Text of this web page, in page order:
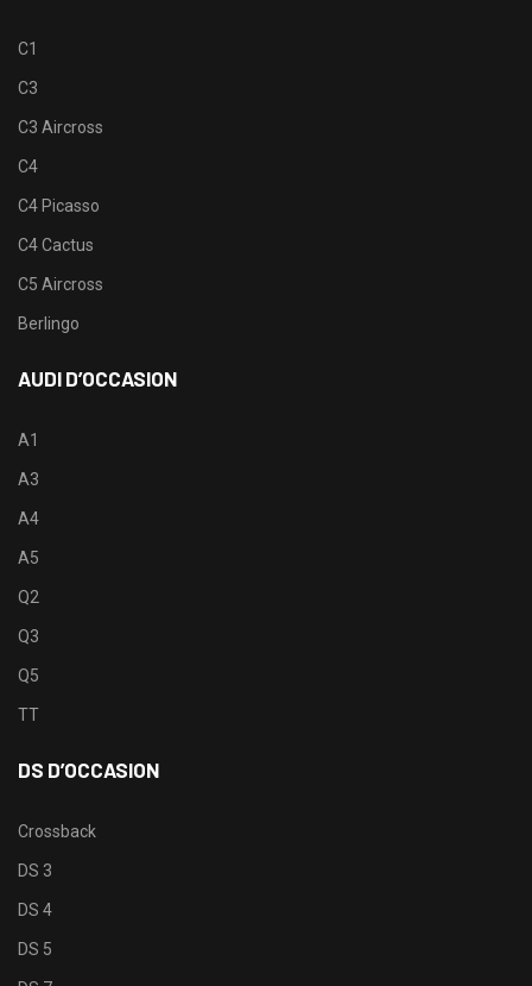
C1
C3
C3 Aircross
C4
C4 Picasso
C4 Cactus
C5 Aircross
Berlingo
AUDI D’OCCASION
A1
A3
A4
A5
Q2
Q3
Q5
TT
DS D’OCCASION
Crossback
DS 3
DS 4
DS 5